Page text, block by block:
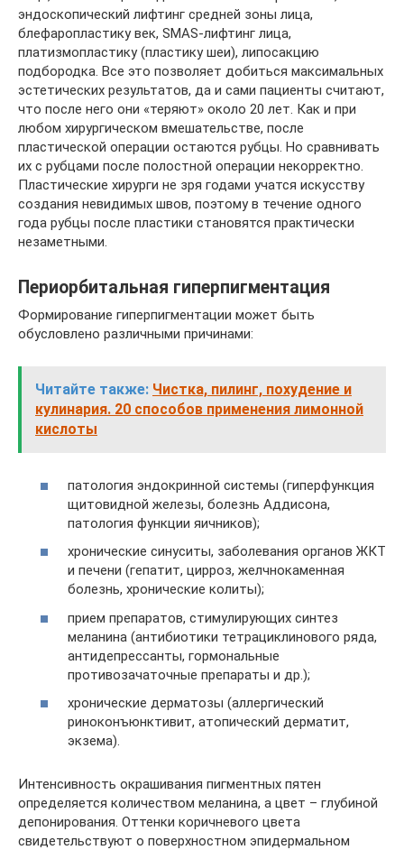
эндоскопический лифтинг средней зоны лица,
блефаропластику век, SMAS-лифтинг лица,
платизмопластику (пластику шеи), липосакцию
подбородка. Все это позволяет добиться максимальных
эстетических результатов, да и сами пациенты считают,
что после него они «теряют» около 20 лет. Как и при
любом хирургическом вмешательстве, после
пластической операции остаются рубцы. Но сравнивать
их с рубцами после полостной операции некорректно.
Пластические хирурги не зря годами учатся искусству
создания невидимых швов, поэтому в течение одного
года рубцы после пластики становятся практически
незаметными.
Периорбитальная гиперпигментация
Формирование гиперпигментации может быть
обусловлено различными причинами:
Читайте также: Чистка, пилинг, похудение и
кулинария. 20 способов применения лимонной
кислоты
патология эндокринной системы (гиперфункция
щитовидной железы, болезнь Аддисона,
патология функции яичников);
хронические синуситы, заболевания органов ЖКТ
и печени (гепатит, цирроз, желчнокаменная
болезнь, хронические колиты);
прием препаратов, стимулирующих синтез
меланина (антибиотики тетрациклинового ряда,
антидепрессанты, гормональные
противозачаточные препараты и др.);
хронические дерматозы (аллергический
риноконъюнктивит, атопический дерматит,
экзема).
Интенсивность окрашивания пигментных пятен
определяется количеством меланина, а цвет – глубиной
депонирования. Оттенки коричневого цвета
свидетельствуют о поверхностном эпидермальном